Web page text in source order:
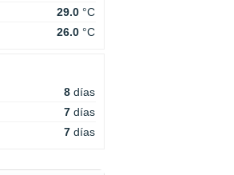
29.0 °C
26.0 °C
8 días
7 días
7 días